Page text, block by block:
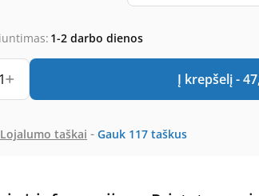
1-2 darbo dienos
1 Į krepšelį -
Lojalumo taškai - Gauk 117 taškus